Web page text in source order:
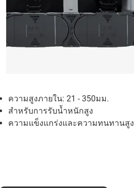
ความสูงภายใน: 21 - 350มม.
สำหรับการรับน้ำหนักสูง
ความแข็งแกร่งและความทนทานสูง